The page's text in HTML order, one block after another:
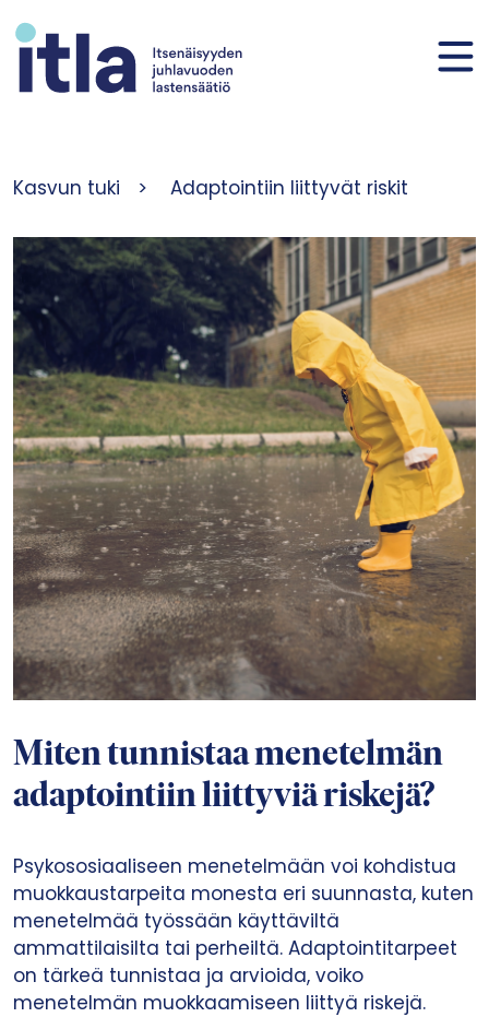
Kasvun tuki > Adaptointiin liittyvät riskit
Miten tunnistaa menetelmän
adaptointiin liittyviä riskejä?
Psykososiaaliseen menetelmään voi kohdistua
muokkaustarpeita monesta eri suunnasta, kuten
menetelmää työssään käyttäviltä
ammattilaisilta tai perheiltä. Adaptointitarpeet
on tärkeä tunnistaa ja arvioida, voiko
menetelmän muokkaamiseen liittyä riskejä.